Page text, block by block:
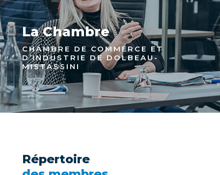
La Chambre
CHAMBRE DE COMMERCE ET
D’INDUSTRIE DE DOLBEAU-
MISTASSINI
Répertoire